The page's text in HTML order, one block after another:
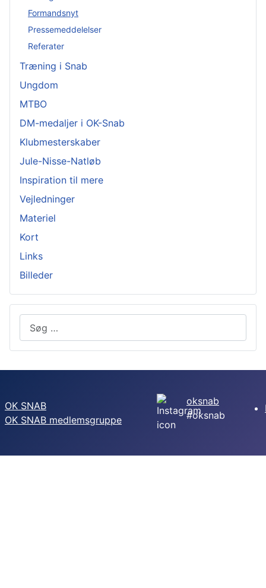
Formandsnyt
Pressemeddelelser
Referater
Træning i Snab
Ungdom
MTBO
DM-medaljer i OK-Snab
Klubmesterskaber
Jule-Nisse-Natløb
Inspiration til mere
Vejledninger
Materiel
Kort
Links
Billeder
OK SNAB
OK SNAB medlemsgruppe
oksnab
#oksnab